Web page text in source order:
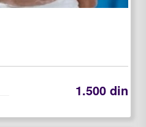
1.500 din